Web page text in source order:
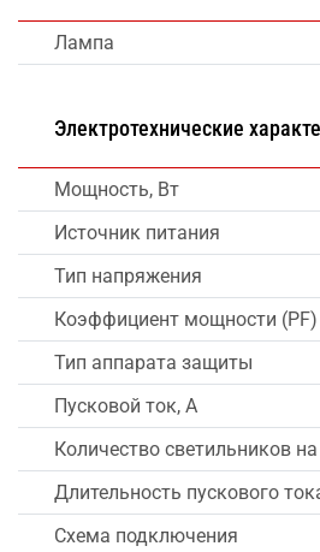
Лампа
Электротехнические
Мощность, Вт
Источник питания
Тип напряжения
Коэффициент мощности (PF)
Тип аппарата защиты
Пусковой ток, А
Количество светильников
Длительность пускового
Схема подключения